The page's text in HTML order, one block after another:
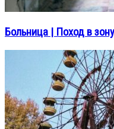
Больница | Поход в